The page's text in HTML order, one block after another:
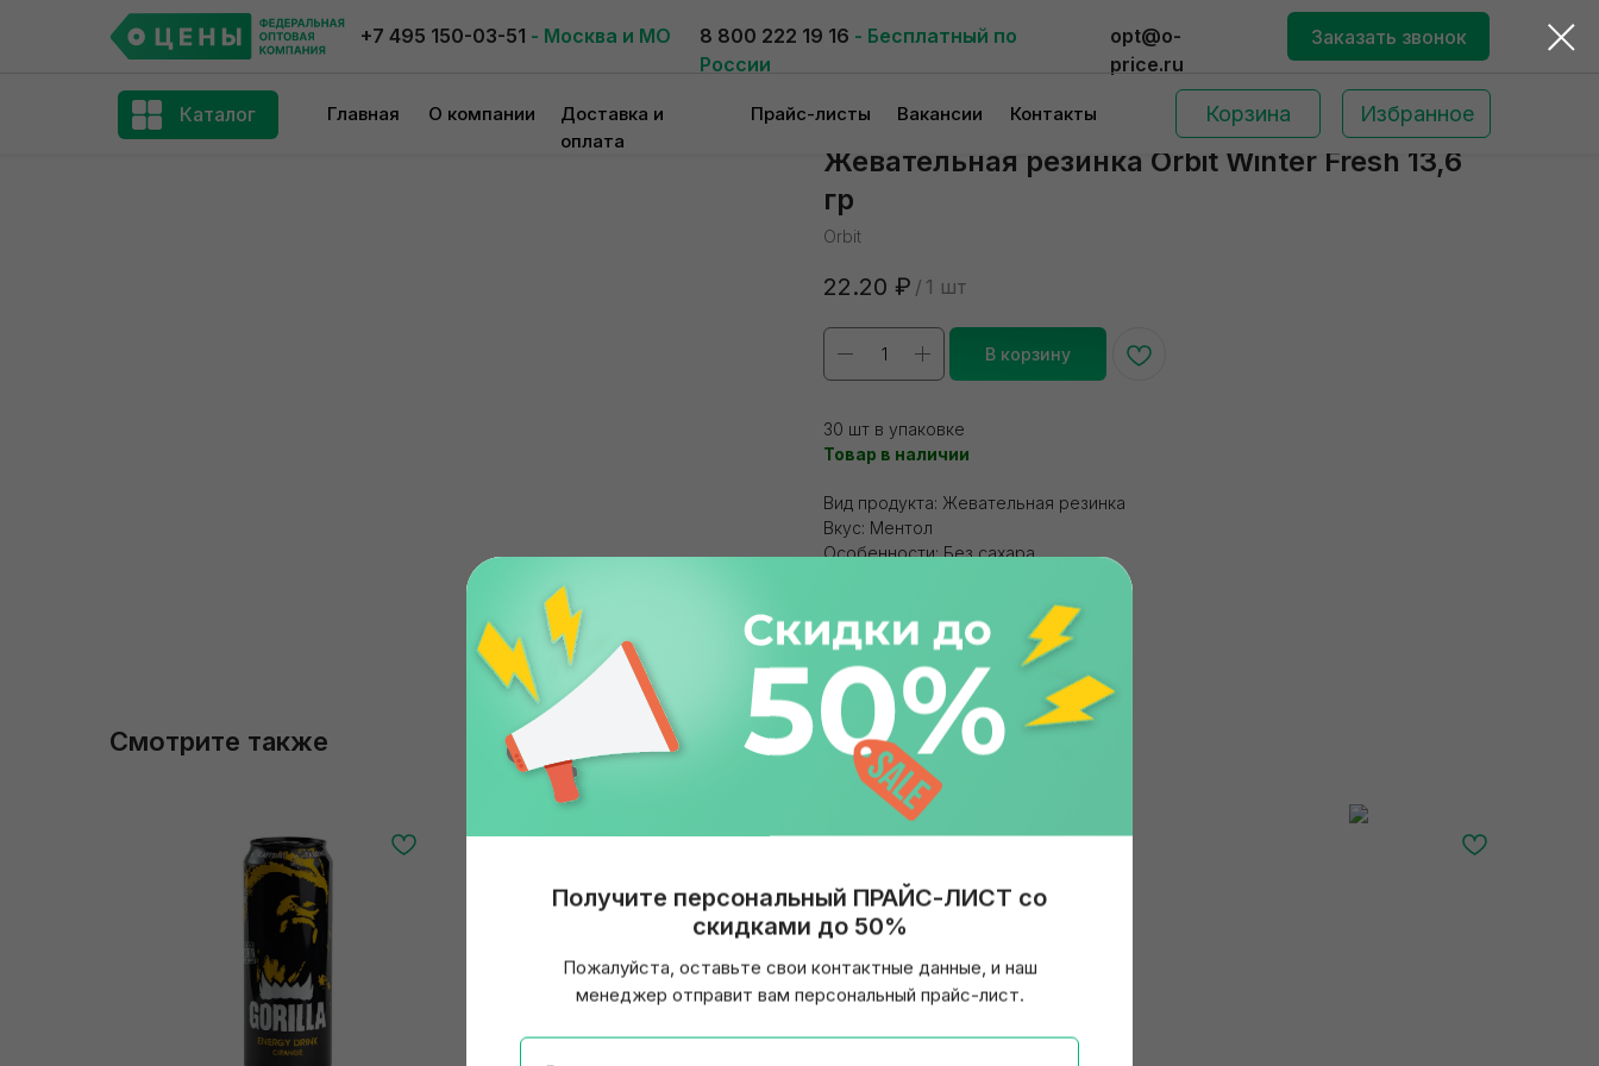
+7 495 150-03-51 - Москва и МО 8 800 222 19 16 - Бесплатный по
России
opt@o-
price.ru
Заказать звонок
Главная
Каталог О компании
Доставка и
оплата
Прайс-листы Вакансии Контакты Корзина Избранное
Жевательная резинка Orbit Winter Fresh 13,6
гр
Orbit
22.20 ₽ / 1 шт
В корзину
30 шт в упаковке
Товар в наличии
Вид продукта: Жевательная резинка
Вкус: Ментол
Особенности: Без сахара
Страна: Россия
Смотрите также
Получите персональный ПРАЙС-ЛИСТ со
скидками до 50%
Пожалуйста, оставьте свои контактные данные, и наш
менеджер отправит вам персональный прайс-лист.